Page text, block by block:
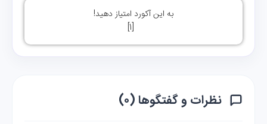
به این آکورد امتیاز دهید!
[
1
]
نظرات و گفتگوها (۰)